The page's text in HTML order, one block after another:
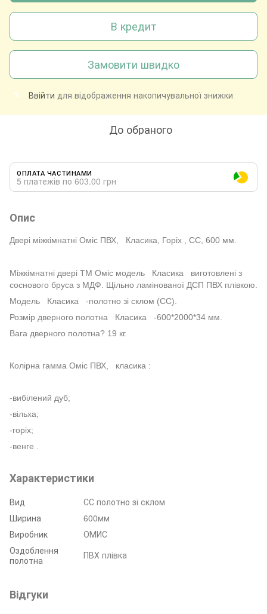
В кредит
Замовити швидко
% Ввійти для відображення накопичувальної знижки
До обраного
ОПЛАТА ЧАСТИНАМИ
5 платежів по 603.00 грн
Опис
Двері міжкімнатні Оміс ПВХ, Класика, Горіх , СС, 600 мм.
Міжкімнатні двері ТМ Оміс модель Класика
виготовлені з
соснового бруса з МДФ. Щільно ламінованої ДСП ПВХ плівкою.
Модель Класика
-полотно зі склом (СС).
Розмір дверного полотна Класика
-600*2000*34 мм.
Вага дверного полотна? 19 кг.
Колірна гамма Оміс ПВХ, класика :
-вибілений дуб;
-вільха;
-горіх;
-венге
Характеристики
Вид
СС полотно зі склом
Ширина
600мм
Виробник
ОМИС
Оздоблення
полотна
ПВХ плівка
Відгуки